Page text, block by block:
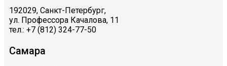
192029, Санкт-Петербург,
ул. Профессора Качалова, 11
тел.: +7 (812) 324-77-50
Самара